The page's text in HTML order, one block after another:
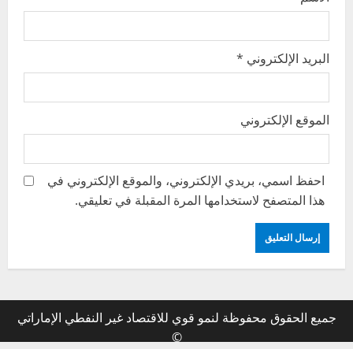
البريد الإلكتروني *
الموقع الإلكتروني
احفظ اسمي، بريدي الإلكتروني، والموقع الإلكتروني في
هذا المتصفح لاستخدامها المرة المقبلة في تعليقي.
جميع الحقوق محفوظة لنمو قوي للاقتصاد غير النفطي الإماراتي
©